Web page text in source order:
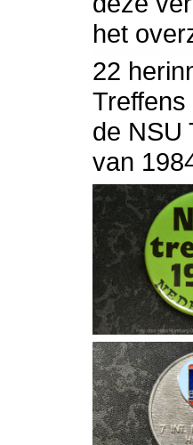
het
22
de NSU
van